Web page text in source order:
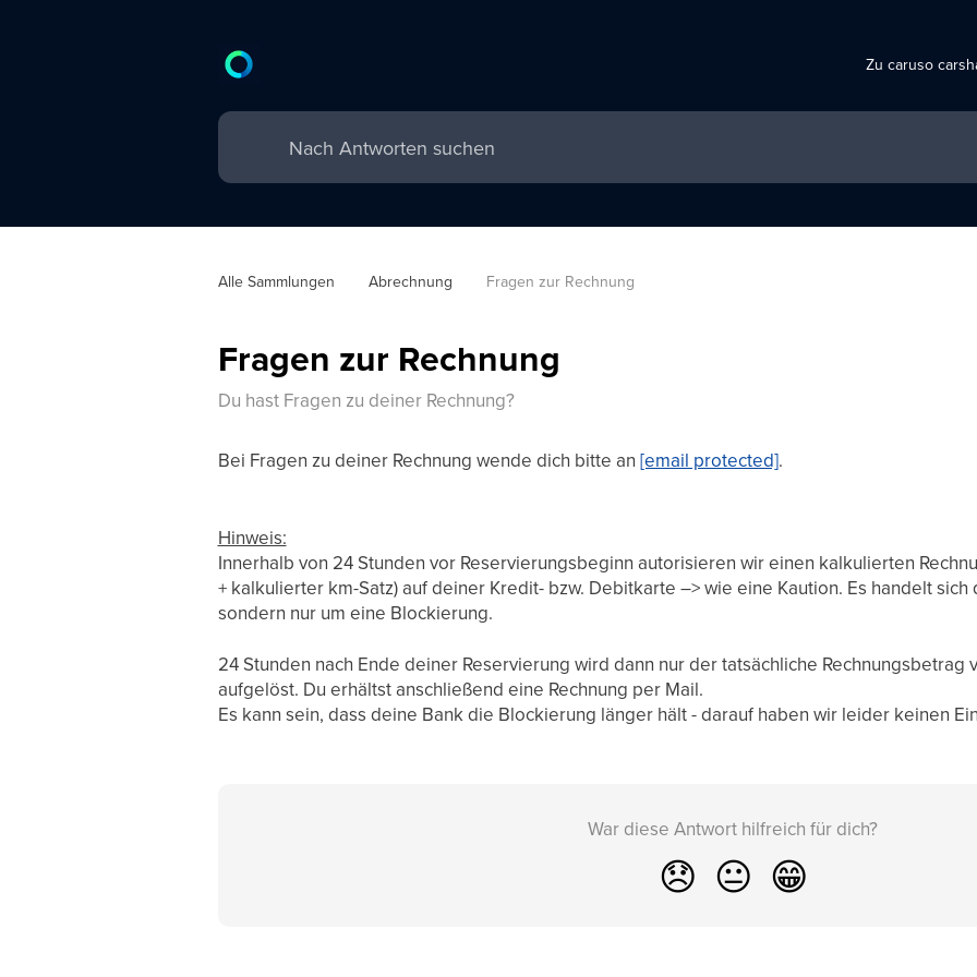
Zu caruso
Alle Sammlungen Abrechnung Fragen zur Rechnung
Fragen zur Rechnung
Du hast Fragen zu deiner Rechnung?
Bei Fragen zu deiner Rechnung wende dich bitte an [email protected].
Hinweis:
Innerhalb von 24 Stunden vor Reservierungsbeginn autorisieren wir einen kalkulierten
+ kalkulierter km-Satz) auf deiner Kredit- bzw. Debitkarte –> wie eine Kaution. Es handelt
sondern nur um eine Blockierung.
24 Stunden nach Ende deiner Reservierung wird dann nur der tatsächliche
aufgelöst. Du erhältst anschließend eine Rechnung per Mail.
Es kann sein, dass deine Bank die Blockierung länger hält - darauf haben wir leider keinen
War diese Antwort hilfreich für dich?
😞 😐 😁